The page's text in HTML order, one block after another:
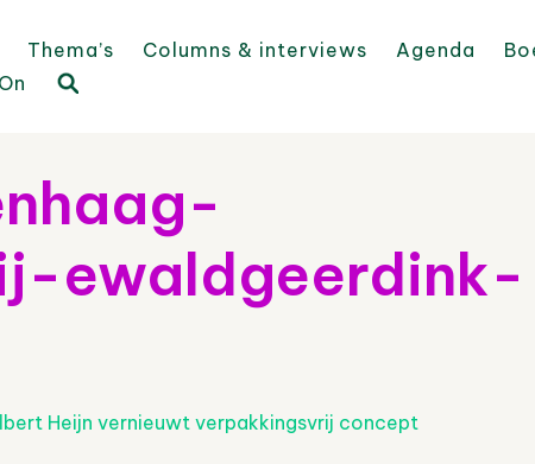
Thema’s Columns & interviews Agenda
ewaldgeerdink-
Heijn vernieuwt verpakkingsvrij concept